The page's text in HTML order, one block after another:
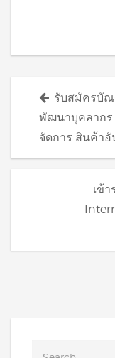
Postsรับสมัครบัณ
พัฒนาบุคลากร
จัดการ สินค้า
เข้